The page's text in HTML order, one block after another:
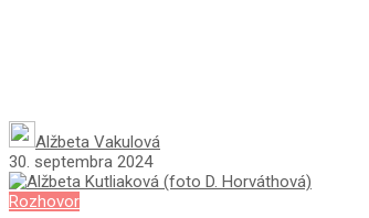
Alžbeta Vakulová
30. septembra 2024
Rozhovor